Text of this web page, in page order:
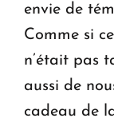
envie de
Comme si
n’était pas
aussi de
cadeau de